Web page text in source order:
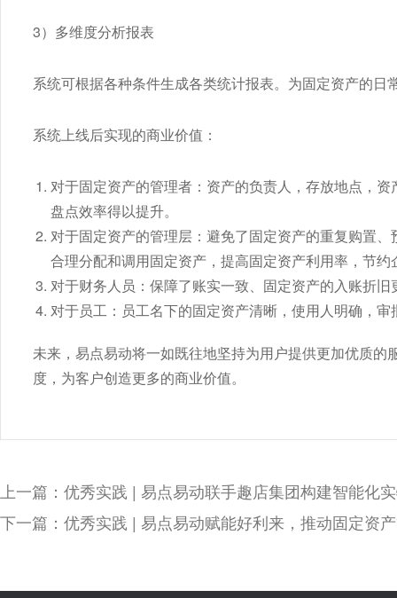
3）多维度分析报表
系统可根据各种条件生成各类统计报表。为固定资产的
系统上线后实现的商业价值：
对于固定资产的管理者：资产的负责人，存放地点，
盘点效率得以提升。
对于固定资产的管理层：避免了固定资产的重复购置
合理分配和调用固定资产，提高固定资产利用率，节约
对于财务人员：保障了账实一致、固定资产的入账折旧
对于员工：员工名下的固定资产清晰，使用人明确，审
未来，易点易动将一如既往地坚持为用户提供更加优质的
度，为客户创造更多的商业价值。
上一篇：优秀实践 | 易点易动联手趣店集团构建智能化
下一篇：优秀实践 | 易点易动赋能好利来，推动固定资